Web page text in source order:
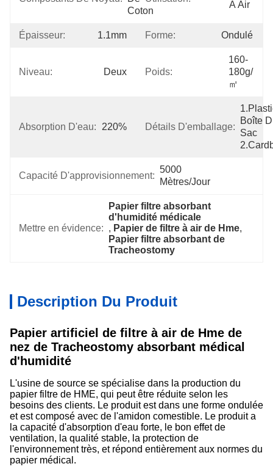
Coton
À Air
Épaisseur: 1.1mm Forme: Ondulé
Niveau: Deux Poids:
160-
180g/
㎡
Absorption D'eau: 220% Détails D'emballage:
Boîte
Sac
Capacité D'approvisionnement:
5000
Mètres/jour
Mettre en évidence:
Papier filtre absorbant
d'humidité médicale
, Papier de filtre à air de Hme,
Papier filtre absorbant de
Tracheostomy
Description Du Produit
Papier artificiel de filtre à air de Hme de
nez de Tracheostomy absorbant médical
d'humidité
L'usine de source se spécialise dans la production du
papier filtre de HME, qui peut être réduite selon les
besoins des clients. Le produit est dans une forme ondulée
et est composé avec de l'amidon comestible. Le produit a
la capacité d'absorption d'eau forte, le bon effet de
ventilation, la qualité stable, la protection de
l'environnement très, et répond entièrement aux normes du
papier médical.